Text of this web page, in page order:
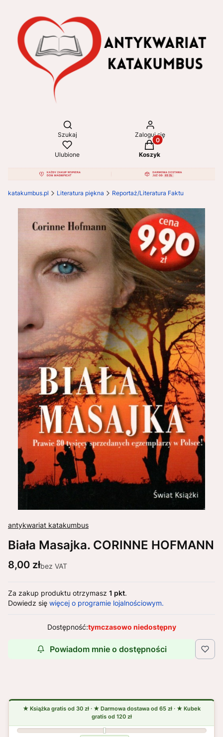
Otwórz wyszukiwarkę
Szukaj Zaloguj się
Ulubione
Produkty w koszyku:
Koszyk
katakumbus.pl Literatura piękna Reportaż/Literatura Faktu
antykwariat katakumbus
Biała Masajka. CORINNE HOFMANN
Cena
8,00 złbez VAT
Za zakup produktu otrzymasz 1 pkt.
Dowiedz się więcej o programie lojalnościowym.
Dostępność:tymczasowo niedostępny
Powiadom mnie o dostępności